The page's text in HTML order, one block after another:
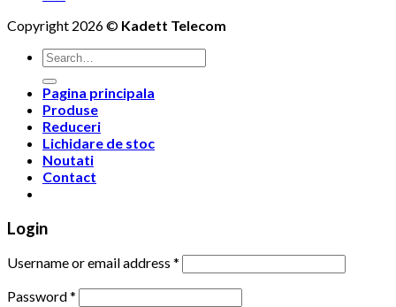
Copyright 2026 © Kadett Telecom
Search
for:
Pagina principala
Produse
Reduceri
Lichidare de stoc
Noutati
Contact
Login
Username or email address *
Password*